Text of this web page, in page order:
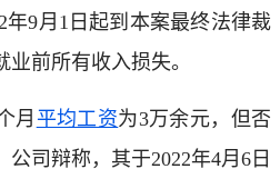
年9月1日起到本案最终法律裁
前所有收入损失。
月 平均工资为3万余元，但否
司辩称，其于2022年4月6日